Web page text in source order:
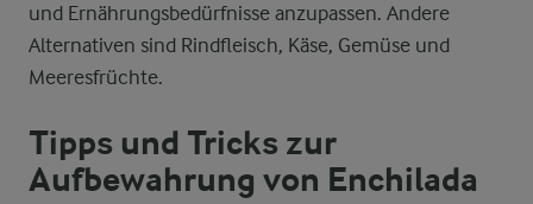
und Ernährungsbedürfnisse anzupassen. Andere
Alternativen sind Rindfleisch, Käse, Gemüse und
Meeresfrüchte.
Tipps und Tricks zur
Aufbewahrung von Enchilada